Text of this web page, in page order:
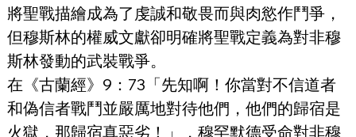
將聖戰描繪成為了虔誠和敬畏而與肉慾作鬥爭，
但穆斯林的權威文獻卻明確將聖戰定義為對非穆
斯林發動的武裝戰爭。
在《古蘭經》9：73「先知啊！你當對不信道者
和偽信者戰鬥並嚴厲地對待他們，他們的歸宿是
火獄，那歸宿真惡劣！」，穆罕默德受命對非穆